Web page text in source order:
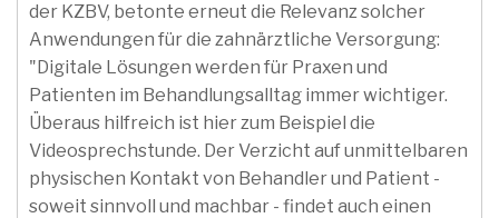
der KZBV, betonte erneut die Relevanz solcher
Anwendungen für die zahnärztliche Versorgung:
"Digitale Lösungen werden für Praxen und
Patienten im Behandlungsalltag immer wichtiger.
Überaus hilfreich ist hier zum Beispiel die
Videosprechstunde. Der Verzicht auf unmittelbaren
physischen Kontakt von Behandler und Patient -
soweit sinnvoll und machbar - findet auch einen